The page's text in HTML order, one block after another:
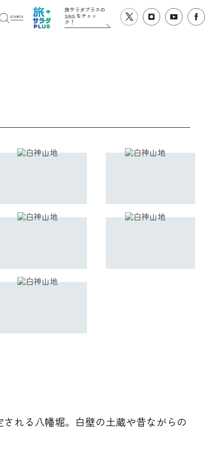
旅サラダプラスの
SNSをチェッ
ク！
れる八幡堀。白壁の土蔵や昔ながらの